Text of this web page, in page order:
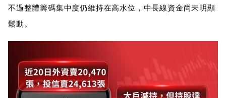
不過整體籌碼集中度仍維持在高水位，中長線資金尚未明顯
鬆動。